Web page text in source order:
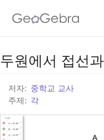
구글 클래스룸
지오지브라 클래스룸
두원에서 접선
저자: 중학교 교사
주제: 각